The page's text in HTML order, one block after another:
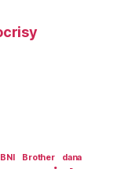
BNI Brother dana